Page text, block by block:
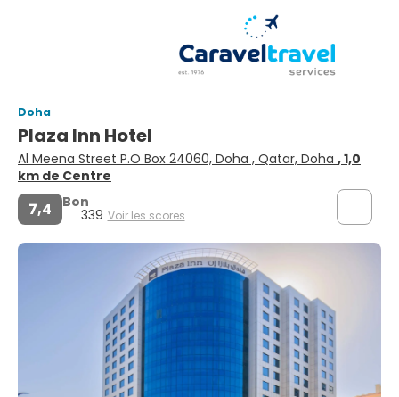
Doha
Plaza Inn Hotel
Al Meena Street P.O Box 24060, Doha , Qatar, Doha , 1,0
km de Centre
7,4 Bon
339 Voir les scores